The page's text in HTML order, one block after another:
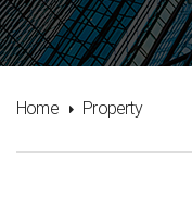
Home Property